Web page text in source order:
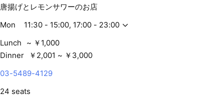
唐揚げとレモンサワーのお店
Mon
11:30 - 15:00, 17:00 - 23:00
Lunch
~ ￥1,000
Dinner
￥2,001 ~ ￥3,000
03-5489-4129
24 seats